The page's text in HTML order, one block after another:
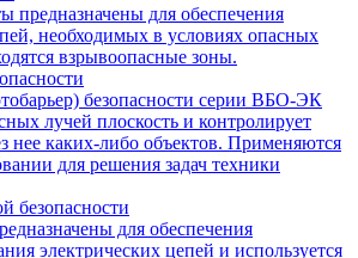
предназначены для обеспечения
необходимых в условиях опасных
взрывоопасные зоны.
безопасности серии ВБО-ЭК
лучей плоскость и контролирует
нее каких-либо объектов. Применяются
для решения задач техники
безопасности
для обеспечения
электрических цепей и используется